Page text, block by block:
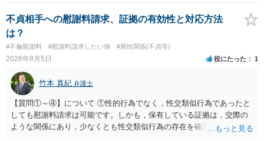
性的関係を継続しているのであれば、その期間や回数が分かる資料は
できるだけ保存しておくことをお勧めいたします。 他方、「夫に不貞
がある＝財産分与でも多くもらえる」「当然に親権を取得できる」と
いう関係にはありません。まず、財産分与は、基本的には夫婦が婚姻
中に形成した財産を清算する制度ですので、不貞行為の有無とは別
に、預貯金、不動産、保険、退職金等の資料を確保しておくことが重
要です。また、子の親権については、夫婦間の責任問題とは別に、
「どのような形がお子様の利益になるか」という観点です。そのた
め、未就学のお子様について貴方が主として養育しているのであれ
ば、保育園等への送迎、食事・入浴・寝かしつけ等の日常的な育児、
通院や予防接種への対応、保育園との連絡、夫婦それぞれの勤務状
況、別居後にどのような養育環境を用意できるかといった、これまで
不貞相手への慰謝料請求、証拠の有効性と対応方法
は？
#不倫慰謝料 #慰謝料請求したい側 #異性関係(不貞等)
2026年8月5日 役にたった 1
竹本 真紀 弁護士
【質問①～④】について ①性的行為でなく，性交類似行為であったと
しても慰謝料請求は可能です。しかも，保有している証拠は，交際の
ような関係にあり，少なくとも性交類似行為の存在を確実に証明でき